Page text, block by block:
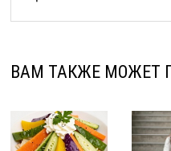
ВАМ ТАКЖЕ МОЖЕТ